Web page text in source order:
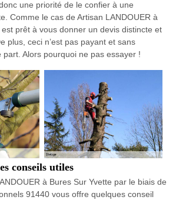
une priorité de le confier à une
Comme le cas de Artisan LANDOUER à
prêt à vous donner un devis distincte et
plus, ceci n’est pas payant et sans
Alors pourquoi ne pas essayer !
conseils utiles
à Bures Sur Yvette par le biais de
91440 vous offre quelques conseil